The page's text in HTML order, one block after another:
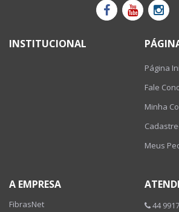
INSTITUCIONAL
Página
Fale
Minha
Meus
A EMPRESA
FibrasNet
44